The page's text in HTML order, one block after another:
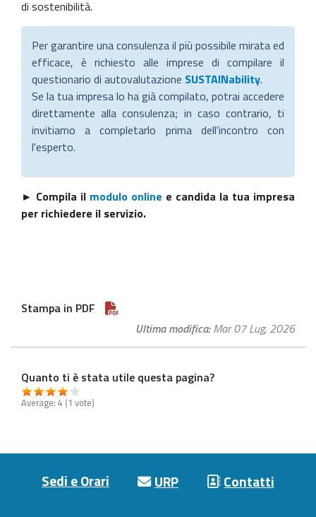
di sostenibilità.
Per garantire una consulenza il più possibile mirata ed
efficace, è richiesto alle imprese di compilare il
questionario di autovalutazione SUSTAINability.
Se la tua impresa lo ha già compilato, potrai accedere
direttamente alla consulenza; in caso contrario, ti
invitiamo a completarlo prima dell'incontro con
l'esperto.
► Compila il modulo online e candida la tua impresa
per richiedere il servizio.
Stampa in PDF
Ultima modifica Mar 07 Lug, 2026
Quanto ti è stata utile questa pagina?
Average: 4 (1 vote)
Sedi e Orari URP Contatti